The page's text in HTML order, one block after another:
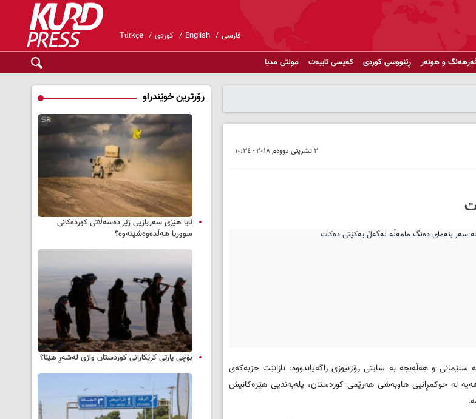
فارسی English کوردی Türkçe
و هونەر ڕێنووسی کوردی کەیسی تایبەت مولتی مدیا
٢ تشرینی دووەم ٢٠١٨ - ١٠:٢٤
و هەڵەبجە بە سایتی رۆژنیوزی راگەیاندووە: نازانێت حزبەكەی
لە حوكمڕانیی هاوبەشی هەرێمی كوردستان، پلەبەندیی هێزەكانیش
.
زۆرترین خوێندراو
ئایا هێزی سەربازیی ژێر دەسەڵاتی کوردەکانی
سووریا هەڵدەوەشێتەوە؟
بۆچی پارتی کرێکارانی کوردستان وازی لەشەڕ هێنا؟